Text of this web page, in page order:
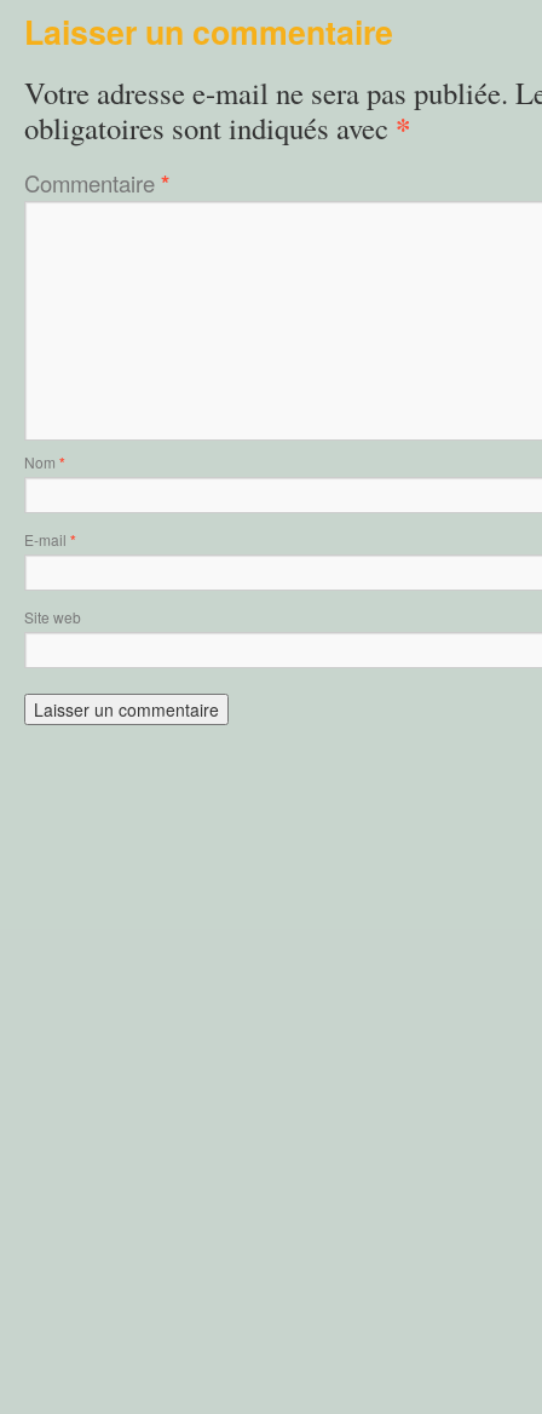
Laisser un commentaire
Votre adresse e-mail ne sera pas publiée.
obligatoires sont indiqués avec *
Commentaire*
Nom *
E-mail *
Site web